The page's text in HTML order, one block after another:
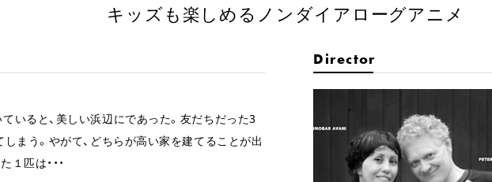
キッズも楽しめるノンダイアローグアニメ
いると、美しい浜辺にであった。友だちだった3
まう。やがて、どちらが高い家を建てることが出
匹は・・・
Director